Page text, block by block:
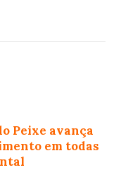
Peixe avança
em todas